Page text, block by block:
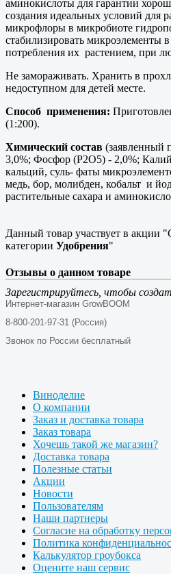
аминокислоты для гарантии
создания идеальных условий для
микрофлоры в микробиоте
стабилизировать микроэлементы
потребления их растением, при
Не замораживать. Хранить в
недоступном для детей месте.
Способ применения:
(1:200).
Химический состав (заявленный
3,0%; Фосфор (P2O5) - 2,0%;
кальций, суль- фаты
медь, бор, молибден, кобальт и
растительные сахара и
Данный товар участвует в акции
категории Удобрения"
Отзывы о данном товаре
Зарегистрируйтесь, чтобы
Интернет-магазин GrowBOOM
8-800-201-97-31 (Россия)
Звонок по России бесплатный
Виноделие
О компании
Заказ и доставка товара
Заказ товара
Хочешь такой же магазин?
Доставка товара
Полезные статьи
Акции
Новости
Пользователям
Наши партнеры
Согласие на обработку
Политика
Калькулятор гроубокса
Оцените наш сервис